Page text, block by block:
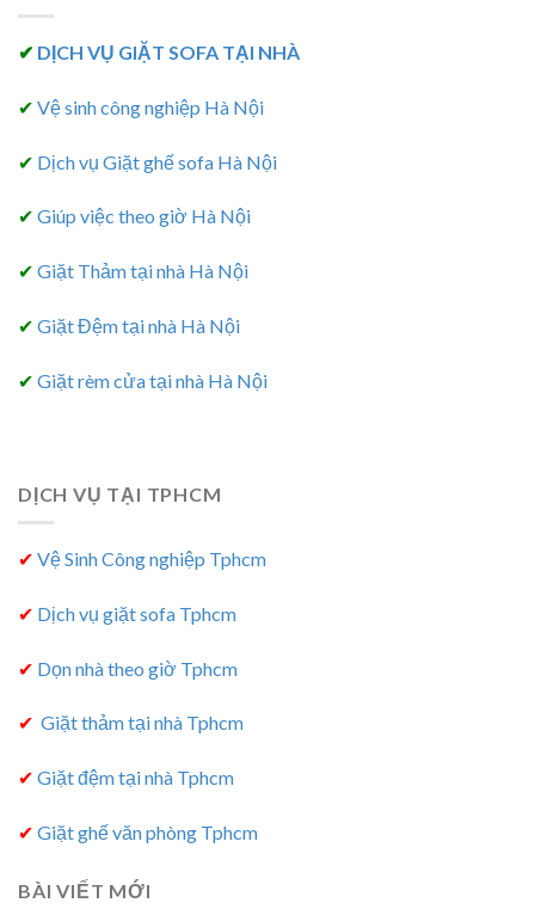
✔ DỊCH VỤ GIẶT SOFA TẠI NHÀ
✔ Vệ sinh công nghiệp Hà Nội
✔ Dịch vụ Giặt ghế sofa Hà Nội
✔ Giúp việc theo giờ Hà Nội
✔ Giặt Thảm tại nhà Hà Nội
✔ Giặt Đệm tại nhà Hà Nội
✔ Giặt rèm cửa tại nhà Hà Nội
DỊCH VỤ TẠI TPHCM
✔ Vệ Sinh Công nghiệp Tphcm
✔ Dịch vụ giặt sofa Tphcm
✔ Dọn nhà theo giờ Tphcm
✔ Giặt thảm tại nhà Tphcm
✔ Giặt đệm tại nhà Tphcm
✔ Giặt ghế văn phòng Tphcm
BÀI VIẾT MỚI